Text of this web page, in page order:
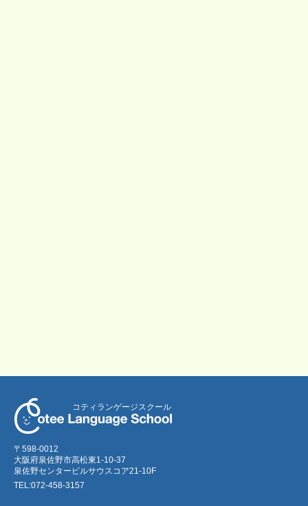
コティランゲージスクール
〒598-0012
大阪府泉佐野市高松東1-10-37
泉佐野センタービルサウスコア21-10F
TEL:072-458-3157